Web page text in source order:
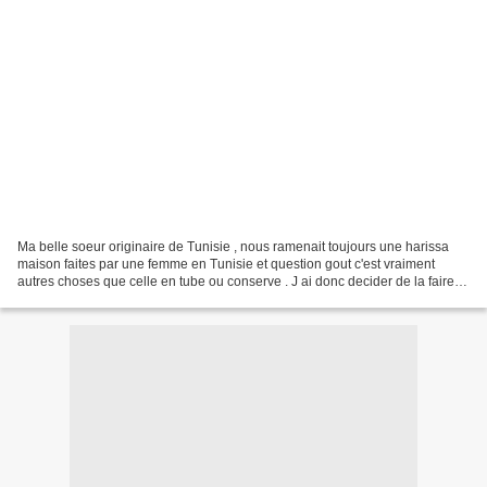
Ma belle soeur originaire de Tunisie , nous ramenait toujours une harissa
maison faites par une femme en Tunisie et question gout c'est vraiment
autres choses que celle en tube ou conserve . J ai donc decider de la faire